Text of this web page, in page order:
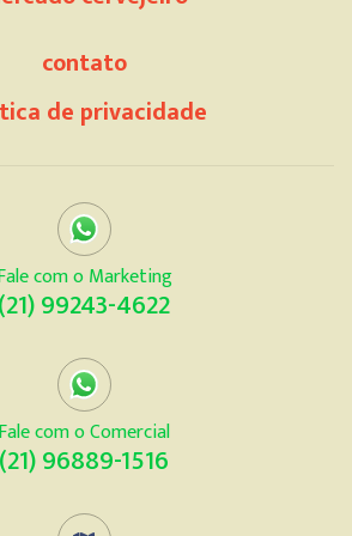
contato
de privacidade
com o Marketing
(21) 99243-4622
Fale com o Comercial
(21) 96889-1516